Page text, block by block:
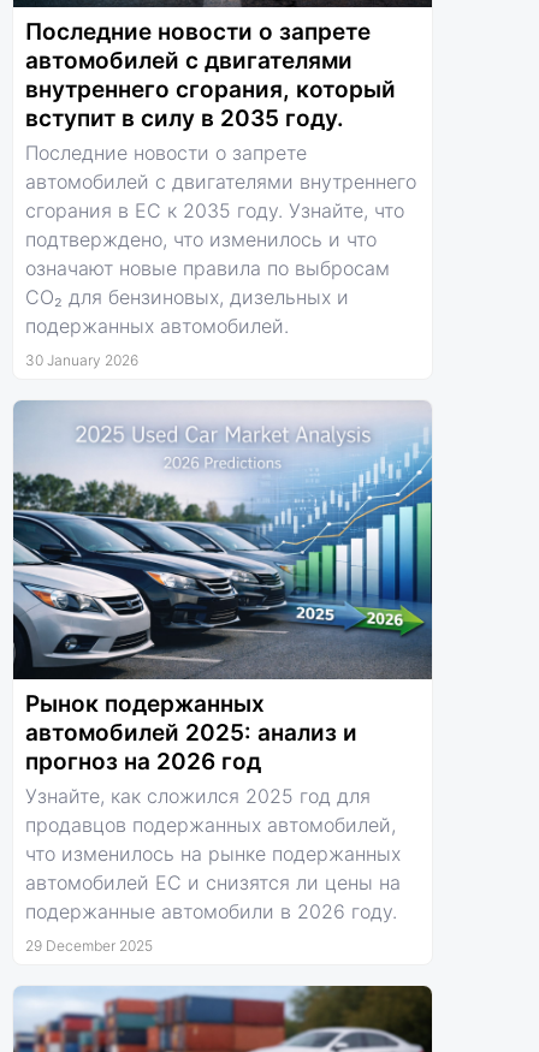
Последние новости о запрете
автомобилей с двигателями
внутреннего сгорания, который
вступит в силу в 2035 году.
Последние новости о запрете
автомобилей с двигателями внутреннего
сгорания в ЕС к 2035 году. Узнайте, что
подтверждено, что изменилось и что
означают новые правила по выбросам
CO₂ для бензиновых, дизельных и
подержанных автомобилей.
30 January 2026
Рынок подержанных
автомобилей 2025: анализ и
прогноз на 2026 год
Узнайте, как сложился 2025 год для
продавцов подержанных автомобилей,
что изменилось на рынке подержанных
автомобилей ЕС и снизятся ли цены на
подержанные автомобили в 2026 году.
29 December 2025